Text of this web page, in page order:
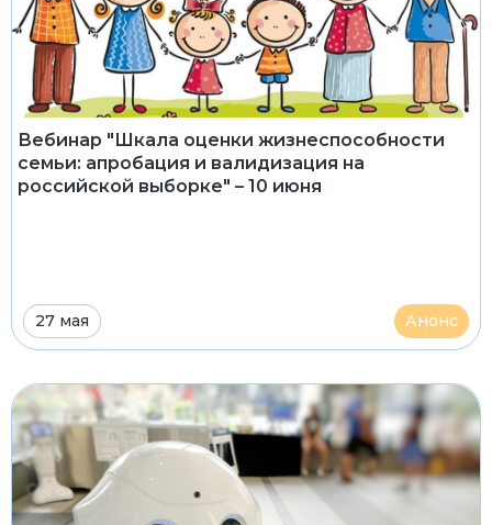
Вебинар "Шкала оценки жизнеспособности
семьи: апробация и валидизация на
российской выборке" – 10 июня
27 мая Анонс